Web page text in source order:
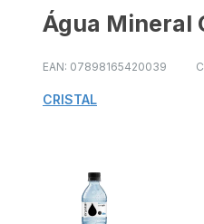
Água Mineral
EAN: 07898165420039
CRISTAL